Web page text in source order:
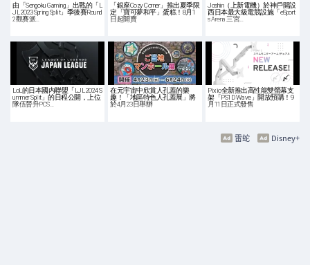
由「Sengoku Gaming」出戰的「L
JL 2023 Spring Split」季後賽Round
2觀賽派…
「銀座Cozy Corner」推出夏季限
定「寶可夢和平」蛋糕！8月1
日起開賣
Joshin（上新電機）於神戶開設
西日本最大級電競設施「eSport
s Arena 三宮…
LoL的日本國内聯盟「LJL 2024 S
ummer Split」的日程公開，上位
隊伍晉升PCS…
在元宇宙中欣賞人孔蓋的樂
趣！「地區特色人孔蓋展」將
於4月23日舉辦
Pixio全新推出高性能雙螢幕支
架「PS1D Wave」開放預購！9
月11日正式發售
Disney+
雷蛇